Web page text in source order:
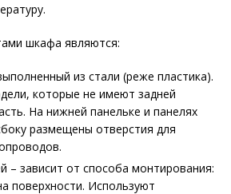
шкафа являются:
из стали (реже пластика).
которые не имеют задней
На нижней панельке и панелях
размещены отверстия для
– зависит от способа монтирования:
поверхности. Используют